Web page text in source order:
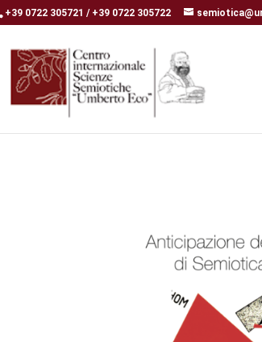
+39 0722 305721 / +39 0722 305722